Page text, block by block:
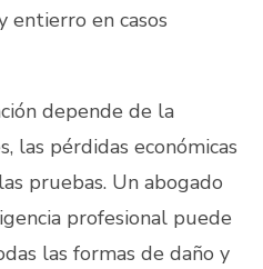
entierro en casos
depende de la
las pérdidas económicas
pruebas. Un abogado
profesional puede
las formas de daño y